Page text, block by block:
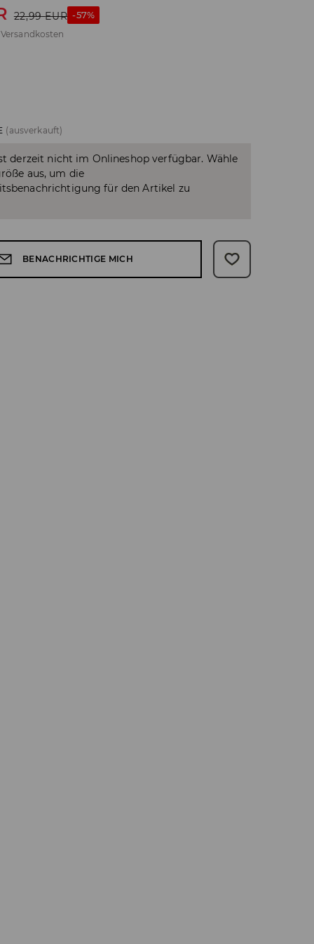
22,99 EUR -57%
Versandkosten
(ausverkauft)
derzeit nicht im Onlineshop verfügbar. Wähle
aus, um die
für den Artikel zu
BENACHRICHTIGE MICH